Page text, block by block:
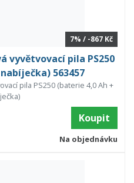
7% / -867 Kč
vyvětvovací pila PS250
563457
pila PS250 (baterie 4,0 Ah +
Koupit
Na objednávku